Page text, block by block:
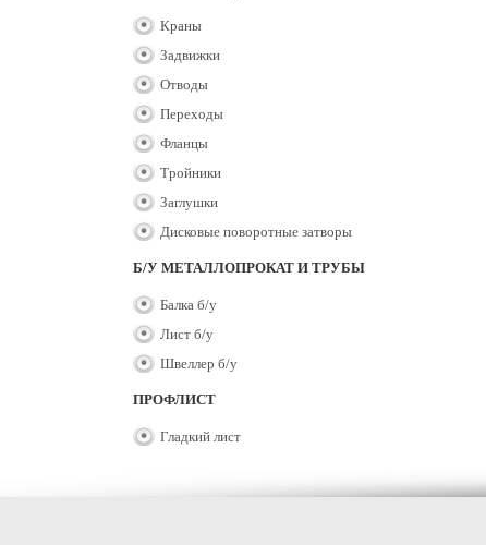
Краны
Задвижки
Отводы
Переходы
Фланцы
Тройники
Заглушки
Дисковые поворотные затворы
Б/У МЕТАЛЛОПРОКАТ И ТРУБЫ
Балка б/у
Лист б/у
Швеллер б/у
ПРОФЛИСТ
Гладкий лист